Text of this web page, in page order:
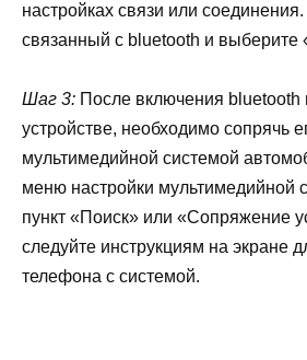
настройках связи или
связанный с bluetooth и выберите
Шаг 3: После включения
устройстве, необходимо сопрячь
мультимедийной системой
меню настройки мультимедийной
пункт «Поиск» или «Сопряжение
следуйте инструкциям на экране
телефона с системой.